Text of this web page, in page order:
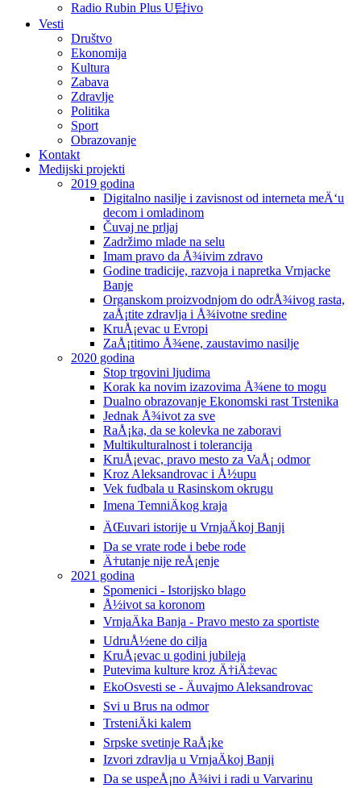
Radio Rubin Plus U탑ivo
Vesti
Društvo
Ekonomija
Kultura
Zabava
Zdravlje
Politika
Sport
Obrazovanje
Kontakt
Medijski projekti
2019 godina
Digitalno nasilje i zavisnost od interneta meÄ‘u
decom i omladinom
Čuvaj ne prljaj
Zadržimo mlade na selu
Imam pravo da Å¾ivim zdravo
Godine tradicije, razvoja i napretka Vrnjacke
Banje
Organskom proizvodnjom do odrÅ¾ivog rasta,
zaÅ¡tite zdravlja i Å¾ivotne sredine
KruÅ¡evac u Evropi
ZaÅ¡titimo Å¾ene, zaustavimo nasilje
2020 godina
Stop trgovini ljudima
Korak ka novim izazovima Å¾ene to mogu
Dualno obrazovanje Ekonomski rast Trstenika
Jednak Å¾ivot za sve
RaÅ¡ka, da se kolevka ne zaboravi
Multikulturalnost i tolerancija
KruÅ¡evac, pravo mesto za VaÅ¡ odmor
Kroz Aleksandrovac i Å½upu
Vek fudbala u Rasinskom okrugu
Imena TemniÄkog kraja
ÄŒuvari istorije u VrnjaÄkoj Banji
Da se vrate rode i bebe rode
Ä†utanje nije reÅ¡enje
2021 godina
Spomenici - Istorijsko blago
Å½ivot sa koronom
VrnjaÄka Banja - Pravo mesto za sportiste
UdruÅ½ene do cilja
KruÅ¡evac u godini jubileja
Putevima kulture kroz Ä†iÄ‡evac
EkoOsvesti se - Äuvajmo Aleksandrovac
Svi u Brus na odmor
TrsteniÄki kalem
Srpske svetinje RaÅ¡ke
Izvori zdravlja u VrnjaÄkoj Banji
Da se uspeÅ¡no Å¾ivi i radi u Varvarinu